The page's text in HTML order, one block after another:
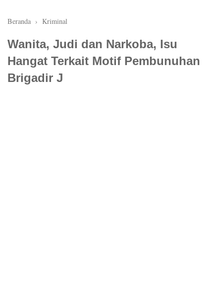
Beranda › Kriminal
Wanita, Judi dan Narkoba, Isu
Hangat Terkait Motif Pembunuhan
Brigadir J